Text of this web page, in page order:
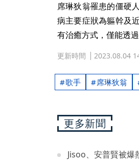
席琳狄翁罹患的僵硬
病主要症狀為軀幹及
有治癒方式，僅能透
更新時間 2023.08.04
歌手 席琳狄翁
更多新聞
Jisoo、安普賢被